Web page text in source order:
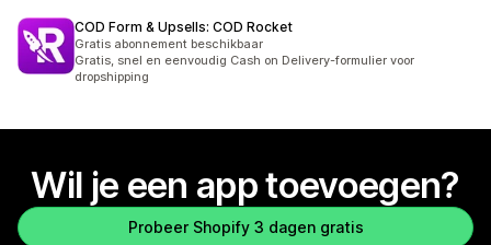
COD Form & Upsells: COD Rocket
Gratis abonnement beschikbaar
Gratis, snel en eenvoudig Cash on Delivery-formulier voor
dropshipping
Wil je een app toevoegen?
Probeer Shopify 3 dagen gratis